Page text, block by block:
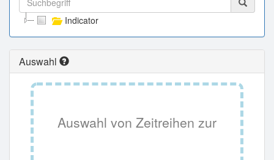
Indicator
Auswahl
Auswahl von Zeitreihen zur